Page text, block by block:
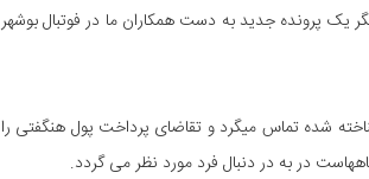
یک پرونده جدید به دست همکاران ما در فوتبال بوشهر
شده تماس میگرد و تقاضای پرداخت پول هنگفتی را
در به در دنبال فرد مورد نظر می گردد.